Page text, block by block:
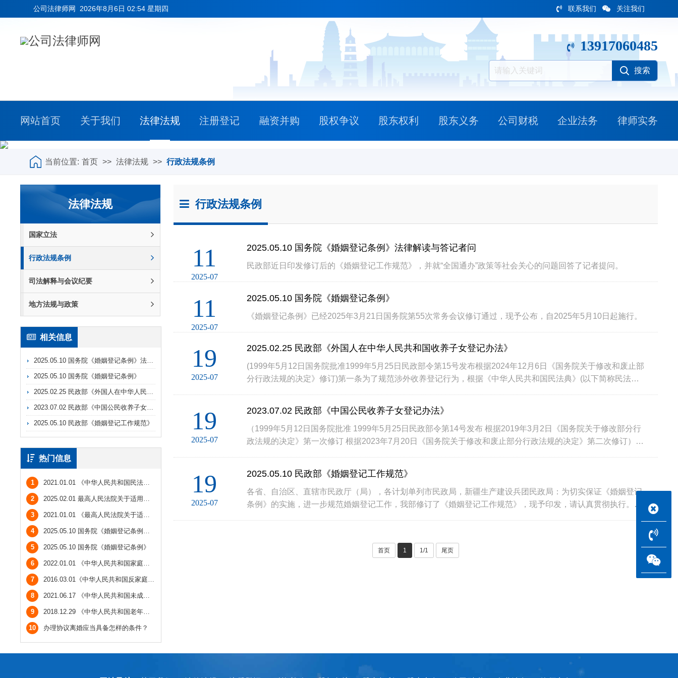
公司法律师网 2026年8月6日 02:54 星期四 联系我们 关注我们
13917060485
网站首页 关于我们 法律法规 注册登记 融资并购 股权争议 股东权利 股东义务 公司财税 企业法务 律师实务
当前位置: 首页 >> 法律法规 >> 行政法规条例
行政法规条例
11
2025-07
2025.05.10 国务院《婚姻登记条例》法律解读与答记者问
民政部近日印发修订后的《婚姻登记工作规范》，并就“全国通办”政策等社会关心的问题回答了记者提问。
11
2025-07
2025.05.10 国务院《婚姻登记条例》
《婚姻登记条例》已经2025年3月21日国务院第55次常务会议修订通过，现予公布，自2025年5月10日起施行。
19
2025-07
2025.02.25 民政部《外国人在中华人民共和国收养子女登记办法》
(1999年5月12日国务院批准1999年5月25日民政部令第15号发布根据2024年12月6日《国务院关于修改和废止部
分行政法规的决定》修订)第一条为了规范涉外收养登记行为，根据《中华人民共和国民法典》(以下简称民法
19
2025-07
2023.07.02 民政部《中国公民收养子女登记办法》
（1999年5月12日国务院批准 1999年5月25日民政部令第14号发布 根据2019年3月2日《国务院关于修改部分行
政法规的决定》第一次修订 根据2023年7月20日《国务院关于修改和废止部分行政法规的决定》第二次修订）第
19
2025-07
2025.05.10 民政部《婚姻登记工作规范》
各省、自治区、直辖市民政厅（局），各计划单列市民政局，新疆生产建设兵团民政局：为切实保证《婚姻登记
条例》的实施，进一步规范婚姻登记工作，我部修订了《婚姻登记工作规范》，现予印发，请认真贯彻执行。民
首页 1 1/1 尾页
法律法规
国家立法
行政法规条例
司法解释与会议纪要
地方法规与政策
相关信息
2025.05.10 国务院《婚姻登记条例》法律解读与答记者问
2025.05.10 国务院《婚姻登记条例》
2025.02.25 民政部《外国人在中华人民共和国收养子女登记办法》
2023.07.02 民政部《中国公民收养子女登记办法》
2025.05.10 民政部《婚姻登记工作规范》
热门信息
1 2021.01.01 《中华人民共和国民法典（婚姻家庭继承编）》
2 2025.02.01 最高人民法院关于适用〈中华人民共和国民法典〉婚姻家庭编的解释（二）》
3 2021.01.01 《最高人民法院关于适用《中华人民共和国民法典》婚姻家庭编的解释（一）》
4 2025.05.10 国务院《婚姻登记条例》法律解读与答记者问
5 2025.05.10 国务院《婚姻登记条例》
6 2022.01.01 《中华人民共和国家庭教育促进法》
7 2016.03.01《中华人民共和国反家庭暴力法》
8 2021.06.17 《中华人民共和国未成年人保护法》
9 2018.12.29 《中华人民共和国老年人权益保障法》
10 办理协议离婚应当具备怎样的条件？